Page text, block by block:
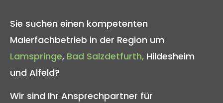
Sie suchen einen kompetenten
Malerfachbetrieb in der Region um
Lamspringe, Bad Salzdetfurth, Hildesheim
und Alfeld?
Wir sind Ihr Ansprechpartner für